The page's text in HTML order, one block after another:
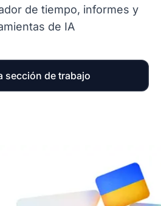
de tiempo, informes y
de IA
sección de trabajo